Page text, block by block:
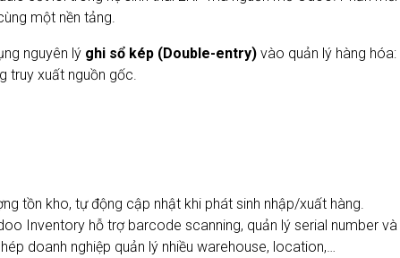
một nền tảng.
nguyên lý ghi sổ kép (Double-entry) vào quản lý hàng
truy xuất nguồn gốc.
tồn kho, tự động cập nhật khi phát sinh nhập/xuất hàng.
Inventory hỗ trợ barcode scanning, quản lý serial number và
doanh nghiệp quản lý nhiều warehouse, location,…